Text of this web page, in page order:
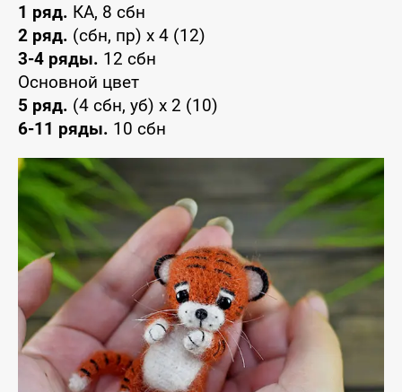
1 ряд. КА, 8 сбн
2 ряд. (сбн, пр) x 4 (12)
3-4 ряды. 12 сбн
Основной цвет
5 ряд. (4 сбн, уб) x 2 (10)
6-11 ряды. 10 сбн